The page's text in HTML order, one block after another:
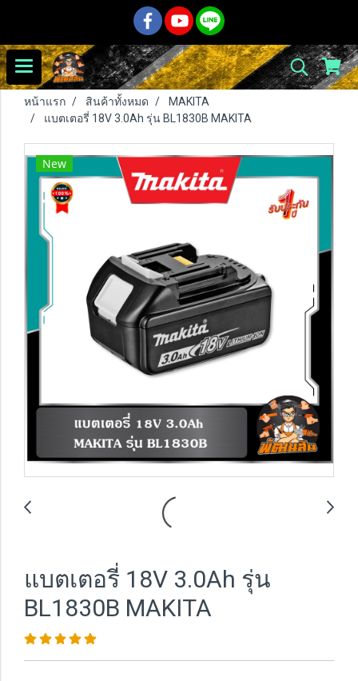
หน้าแรก สินค้าทั้งหมด
MAKITA
แบตเตอรี่ 18V 3.0Ah รุ่น BL1830B MAKITA
New
แบตเตอรี่ 18V 3.0Ah รุ่น
BL1830B MAKITA